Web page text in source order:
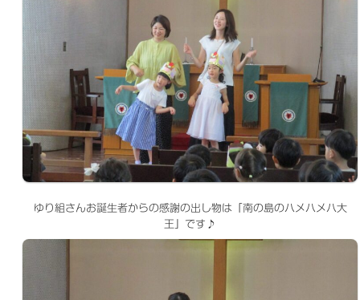
ゆり組さんお誕生者からの感謝の出し物は「南の島のハメハメハ大
王」です♪